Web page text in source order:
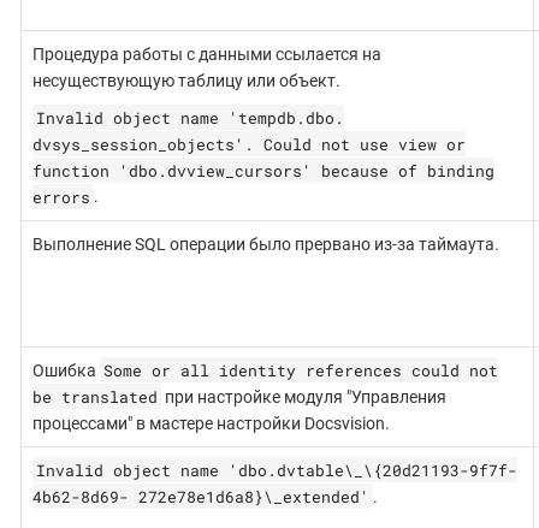
Процедура работы с данными ссылается на
несуществующую таблицу или объект.
Invalid object name 'tempdb.dbo.
dvsys_session_objects'. Could not use view or
function 'dbo.dvview_cursors' because of binding
errors .
Выполнение SQL операции было прервано из-за таймаута.
Ошибка Some or all identity references could not
be translated при настройке модуля "Управления
процессами" в мастере настройки Docsvision.
Invalid object name 'dbo.dvtable\_\{20d21193-9f7f-
4b62-8d69- 272e78e1d6a8}\_extended' .